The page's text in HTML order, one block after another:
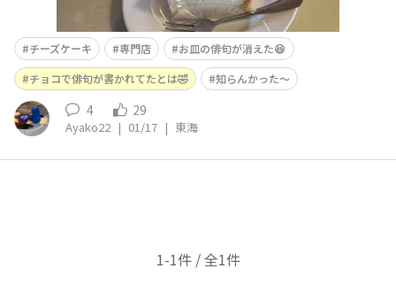
チーズケーキ 専門店
お皿の俳句が消えた😆
チョコで俳句が書かれてたとは🤣
知らんかった〜
4 29
Ayako22 | 01/17 | 東海
1-1件 / 全1件